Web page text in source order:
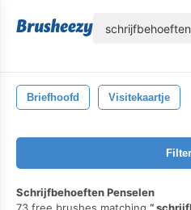
Briefhoofd Visitekaartje
Schrijfbehoeften Penselen